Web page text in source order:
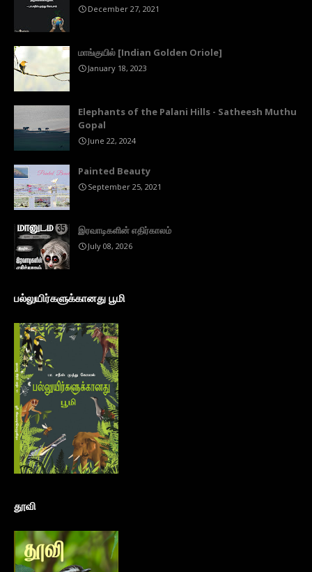
December 27, 2021
மாங்குயில் [Indian Golden Oriole]
January 18, 2023
Elephants of the Palani Hills - Satheesh Muthu
Gopal
June 22, 2024
Painted Beauty
September 25, 2021
இரவாடிகளின் எதிர்காலம்
July 08, 2026
பல்லுயிர்களுக்கானது பூமி
தூவி